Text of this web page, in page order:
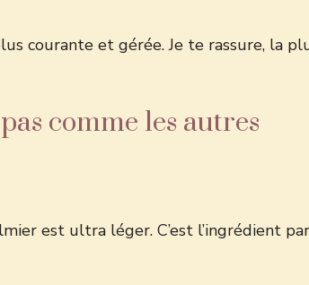
courante et gérée. Je te rassure, la
comme les autres
est ultra léger. C’est l’ingrédient